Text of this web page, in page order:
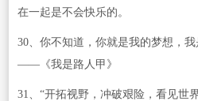
在一起是不会快乐的。
30、你不知道，你就是我的梦想，我
——《我是路人甲》
31、“开拓视野，冲破艰险，看见世